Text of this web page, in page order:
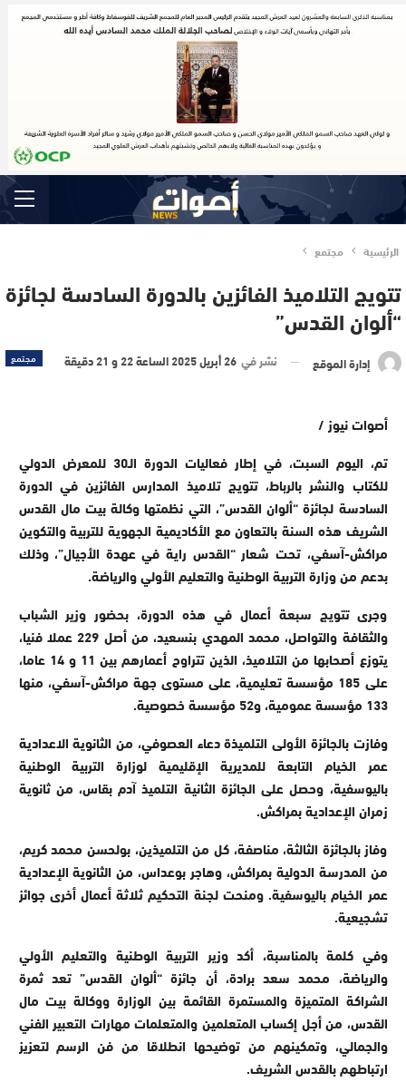
الرئيسية مجتمع
تتويج التلاميذ الفائزين بالدورة السادسة لجائزة
“ألوان القدس”
مجتمع إدارة الموقع نشر في 26 أبريل 2025 الساعة 22 و 21 دقيقة
أصوات نيوز /
تم، اليوم السبت، في إطار فعاليات الدورة الـ30 للمعرض الدولي
للكتاب والنشر بالرباط، تتويج تلاميذ المدارس الفائزين في الدورة
السادسة لجائزة “ألوان القدس”، التي نظمتها وكالة بيت مال القدس
الشريف هذه السنة بالتعاون مع الأكاديمية الجهوية للتربية والتكوين
مراكش-آسفي، تحت شعار “القدس راية في عهدة الأجيال”، وذلك
بدعم من وزارة التربية الوطنية والتعليم الأولي والرياضة.
وجرى تتويج سبعة أعمال في هذه الدورة، بحضور وزير الشباب
والثقافة والتواصل، محمد المهدي بنسعيد، من أصل 229 عملا فنيا،
يتوزع أصحابها من التلاميذ، الذين تتراوح أعمارهم بين 11 و 14 عاما،
على 185 مؤسسة تعليمية، على مستوى جهة مراكش-آسفي، منها
133 مؤسسة عمومية، و52 مؤسسة خصوصية.
وفازت بالجائزة الأولى التلميذة دعاء العصوفي، من الثانوية الاعدادية
عمر الخيام التابعة للمديرية الإقليمية لوزارة التربية الوطنية
باليوسفية، وحصل على الجائزة الثانية التلميذ آدم بقاس، من ثانوية
زمران الإعدادية بمراكش.
وفاز بالجائزة الثالثة، مناصفة، كل من التلميذين، بولحسن محمد كريم،
من المدرسة الدولية بمراكش، وهاجر بوعداس، من الثانوية الإعدادية
عمر الخيام باليوسفية. ومنحت لجنة التحكيم ثلاثة أعمال أخرى جوائز
تشجيعية.
وفي كلمة بالمناسبة، أكد وزير التربية الوطنية والتعليم الأولي
والرياضة، محمد سعد برادة، أن جائزة “ألوان القدس” تعد ثمرة
الشراكة المتميزة والمستمرة القائمة بين الوزارة ووكالة بيت مال
القدس، من أجل إكساب المتعلمين والمتعلمات مهارات التعبير الفني
والجمالي، وتمكينهم من توضيحها انطلاقا من فن الرسم لتعزيز
ارتباطهم بالقدس الشريف.